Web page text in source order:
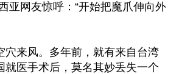
亚网友惊呼：“开始把魔爪伸向外
穴来风。多年前，就有来自台湾
就医手术后，莫名其妙丢失一个